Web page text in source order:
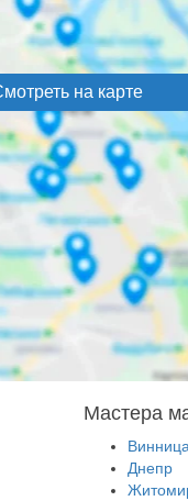
на карте
Мастера
Винница
Днепр